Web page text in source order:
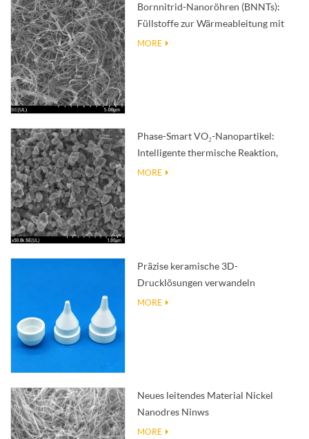
Bornnitrid-Nanoröhren (BNNTs):
Füllstoffe zur Wärmeableitung mit
hoher Wärmeleitfähigkeit
MORE
Phase-Smart VO₂-Nanopartikel:
Intelligente thermische Reaktion,
nach Maß entwickelt
MORE
Präzise keramische 3D-
Drucklösungen verwandeln
unmögliche Strukturen in Realität
MORE
Neues leitendes Material Nickel
Nanodres Ninws
MORE